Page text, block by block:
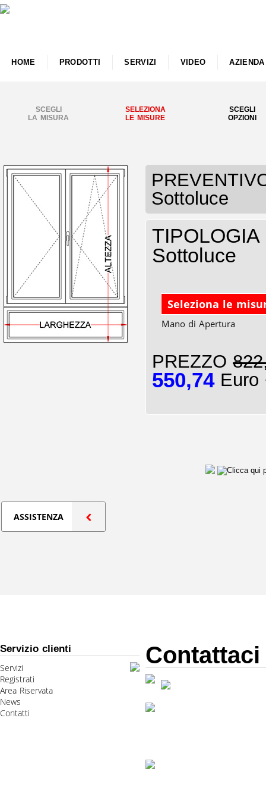
HOME PRODOTTI SERVIZI VIDEO AZIENDA
SCEGLI
LA MISURA
SELEZIONA
LE MISURE
SCEGLI
OPZIONI
Sottoluce
Sottoluce
Seleziona le
Mano di Apertura
PREZZO
550,74Euro
ASSISTENZA
Servizio clienti
Servizi
Registrati
Area Riservata
News
Contatti
Contattaci